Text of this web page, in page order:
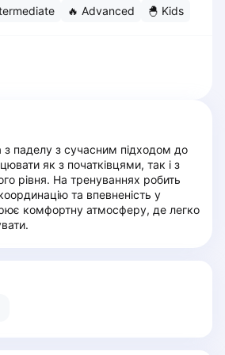
🔥 Advanced 🐣 Kids
паделу з сучасним підходом до
як з початківцями, так і з
рівня. На тренуваннях робить
та впевненість у
комфортну атмосферу, де легко